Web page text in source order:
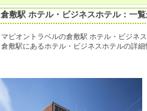
倉敷駅 ホテル・ビジネスホテル：一
マピオントラベルの倉敷駅 ホテル・ビジネ
倉敷駅にあるホテル・ビジネスホテルの詳細